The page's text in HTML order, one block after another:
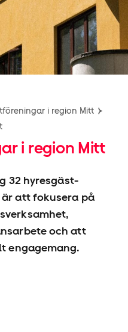
i region Mitt
i region Mitt
32 hyresgäst­
att fokusera på
och att
engagemang.